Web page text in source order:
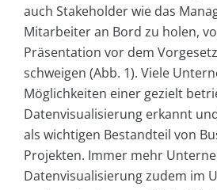
auch Stakeholder wie das
Mitarbeiter an Bord zu holen,
Präsentation vor dem
schweigen (Abb. 1). Viele
Möglichkeiten einer gezielt
Datenvisualisierung erkannt
als wichtigen Bestandteil von
Projekten. Immer mehr
Datenvisualisierung zudem im